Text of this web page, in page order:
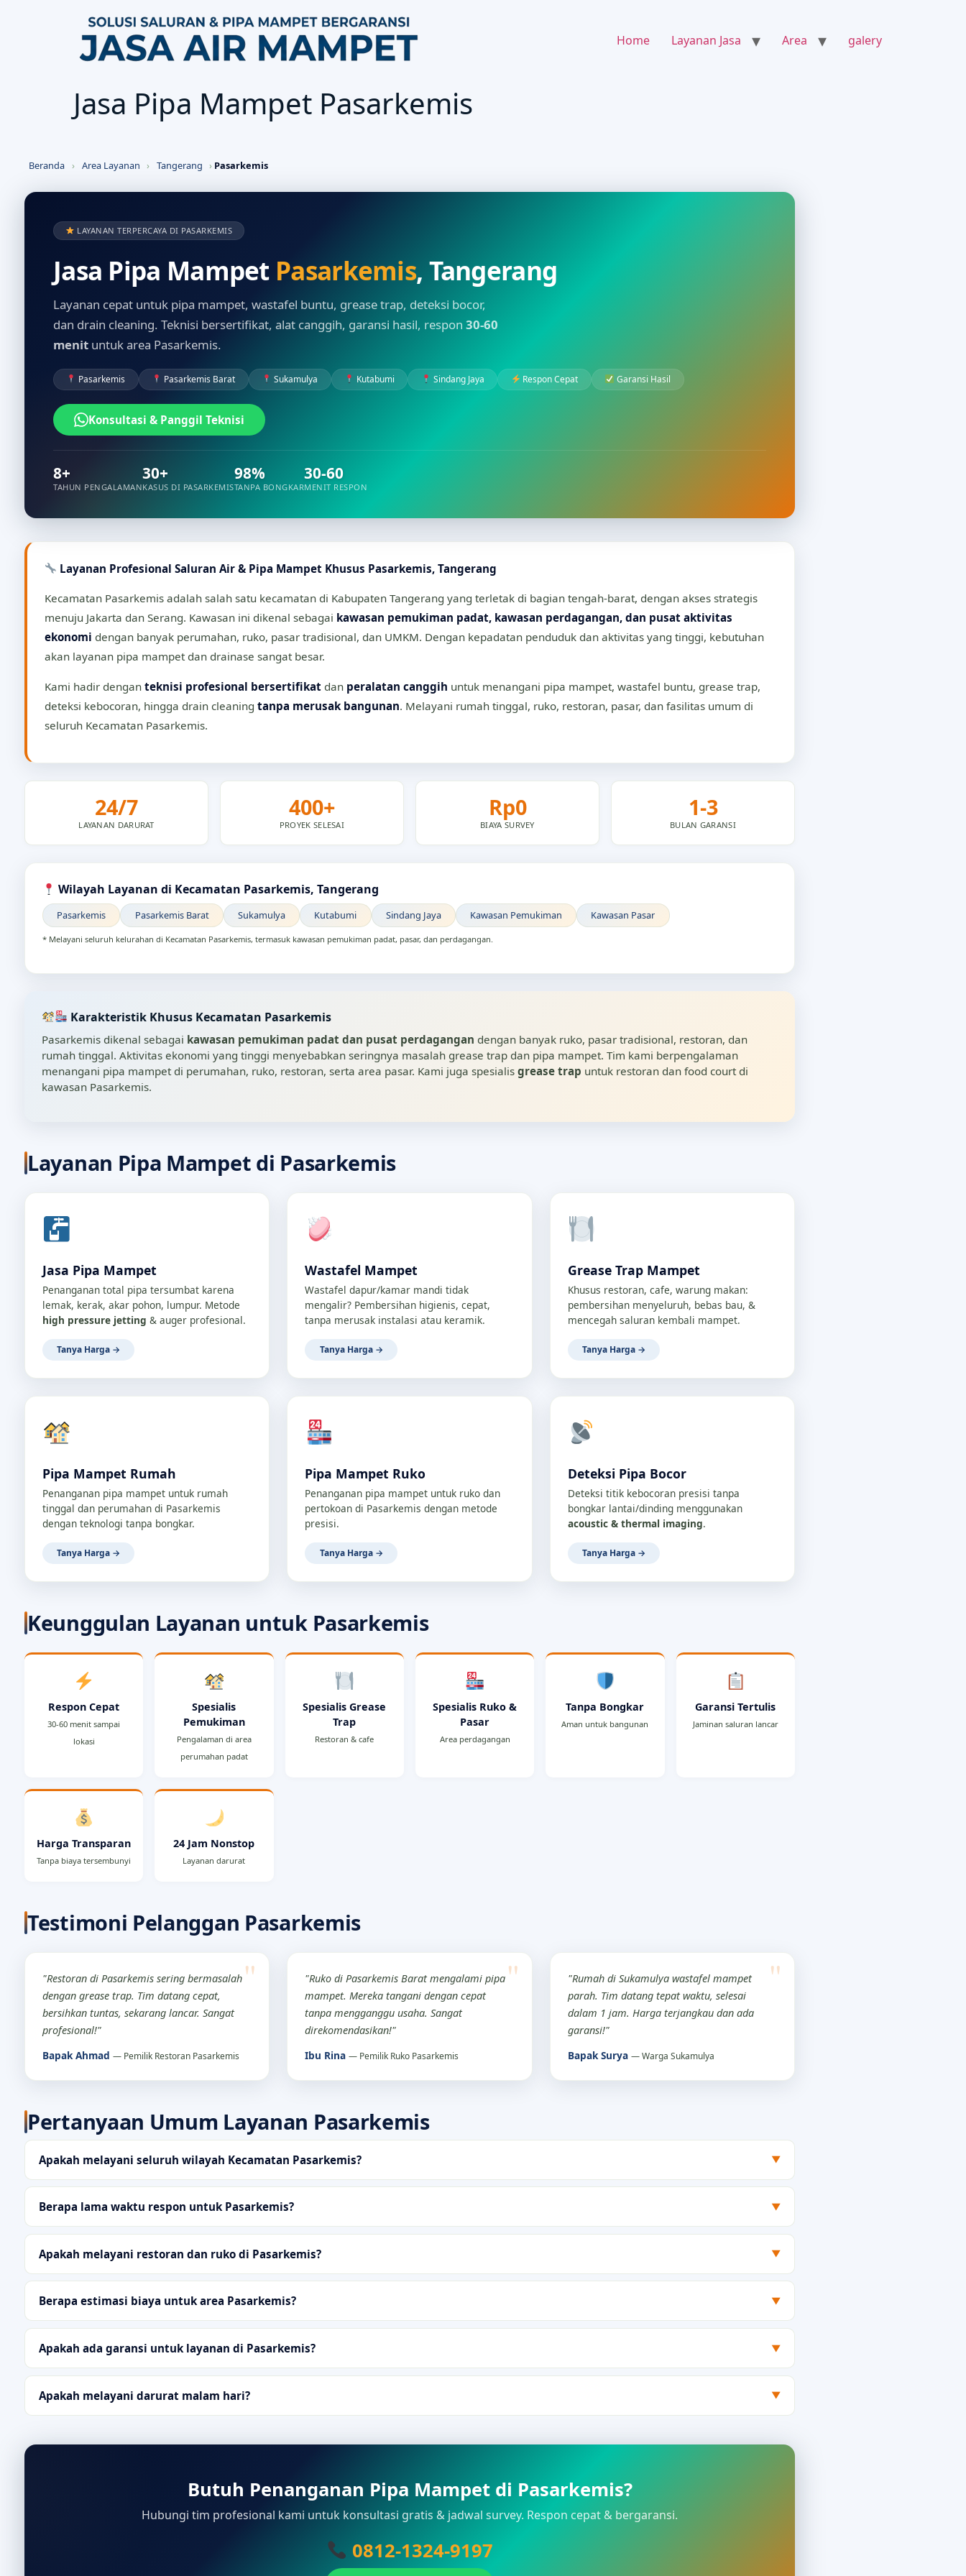
Home Layanan Jasa Area galery
Jasa Pipa Mampet Pasarkemis
Beranda › Area Layanan › Tangerang › Pasarkemis
LAYANAN TERPERCAYA DI PASARKEMIS
Jasa Pipa Mampet Pasarkemis, Tangerang
Layanan cepat untuk pipa mampet, wastafel buntu, grease trap, deteksi bocor,
dan drain cleaning. Teknisi bersertifikat, alat canggih, garansi hasil, respon 30-60
menit untuk area Pasarkemis.
Pasarkemis Pasarkemis Barat Sukamulya Kutabumi Sindang Jaya Respon Cepat Garansi Hasil
Konsultasi & Panggil Teknisi
8+
TAHUN PENGALAMAN
30+
KASUS DI PASARKEMIS
98%
TANPA BONGKAR
30-60
MENIT RESPON
Layanan Profesional Saluran Air & Pipa Mampet Khusus Pasarkemis, Tangerang
Kecamatan Pasarkemis adalah salah satu kecamatan di Kabupaten Tangerang yang terletak di bagian tengah-barat, dengan akses strategis
menuju Jakarta dan Serang. Kawasan ini dikenal sebagai kawasan pemukiman padat, kawasan perdagangan, dan pusat aktivitas
ekonomi dengan banyak perumahan, ruko, pasar tradisional, dan UMKM. Dengan kepadatan penduduk dan aktivitas yang tinggi, kebutuhan
akan layanan pipa mampet dan drainase sangat besar.
Kami hadir dengan teknisi profesional bersertifikat dan peralatan canggih untuk menangani pipa mampet, wastafel buntu, grease trap,
deteksi kebocoran, hingga drain cleaning tanpa merusak bangunan. Melayani rumah tinggal, ruko, restoran, pasar, dan fasilitas umum di
seluruh Kecamatan Pasarkemis.
24/7
LAYANAN DARURAT
400+
PROYEK SELESAI
Rp0
BIAYA SURVEY
1-3
BULAN GARANSI
Wilayah Layanan di Kecamatan Pasarkemis, Tangerang
Pasarkemis Pasarkemis Barat Sukamulya Kutabumi Sindang Jaya Kawasan Pemukiman Kawasan Pasar
* Melayani seluruh kelurahan di Kecamatan Pasarkemis, termasuk kawasan pemukiman padat, pasar, dan perdagangan.
Karakteristik Khusus Kecamatan Pasarkemis
Pasarkemis dikenal sebagai kawasan pemukiman padat dan pusat perdagangan dengan banyak ruko, pasar tradisional, restoran, dan
rumah tinggal. Aktivitas ekonomi yang tinggi menyebabkan seringnya masalah grease trap dan pipa mampet. Tim kami berpengalaman
menangani pipa mampet di perumahan, ruko, restoran, serta area pasar. Kami juga spesialis grease trap untuk restoran dan food court di
kawasan Pasarkemis.
Layanan Pipa Mampet di Pasarkemis
Jasa Pipa Mampet
Penanganan total pipa tersumbat karena
lemak, kerak, akar pohon, lumpur. Metode
high pressure jetting & auger profesional.
Tanya Harga →
Wastafel Mampet
Wastafel dapur/kamar mandi tidak
mengalir? Pembersihan higienis, cepat,
tanpa merusak instalasi atau keramik.
Tanya Harga →
Grease Trap Mampet
Khusus restoran, cafe, warung makan:
pembersihan menyeluruh, bebas bau, &
mencegah saluran kembali mampet.
Tanya Harga →
Pipa Mampet Rumah
Penanganan pipa mampet untuk rumah
tinggal dan perumahan di Pasarkemis
dengan teknologi tanpa bongkar.
Tanya Harga →
Pipa Mampet Ruko
Penanganan pipa mampet untuk ruko dan
pertokoan di Pasarkemis dengan metode
presisi.
Tanya Harga →
Deteksi Pipa Bocor
Deteksi titik kebocoran presisi tanpa
bongkar lantai/dinding menggunakan
acoustic & thermal imaging.
Tanya Harga →
Keunggulan Layanan untuk Pasarkemis
Respon Cepat
30-60 menit sampai
lokasi
Spesialis
Pemukiman
Pengalaman di area
perumahan padat
Spesialis Grease
Trap
Restoran & cafe
Spesialis Ruko &
Pasar
Area perdagangan
Tanpa Bongkar
Aman untuk bangunan
Garansi Tertulis
Jaminan saluran lancar
Harga Transparan
Tanpa biaya tersembunyi
24 Jam Nonstop
Layanan darurat
Testimoni Pelanggan Pasarkemis
"Restoran di Pasarkemis sering bermasalah
dengan grease trap. Tim datang cepat,
bersihkan tuntas, sekarang lancar. Sangat
profesional!"
Bapak Ahmad — Pemilik Restoran Pasarkemis
"Ruko di Pasarkemis Barat mengalami pipa
mampet. Mereka tangani dengan cepat
tanpa mengganggu usaha. Sangat
direkomendasikan!"
Ibu Rina— Pemilik Ruko Pasarkemis
"Rumah di Sukamulya wastafel mampet
parah. Tim datang tepat waktu, selesai
dalam 1 jam. Harga terjangkau dan ada
garansi!"
Bapak Surya — Warga Sukamulya
Pertanyaan Umum Layanan Pasarkemis
Apakah melayani seluruh wilayah Kecamatan Pasarkemis? ▼
Berapa lama waktu respon untuk Pasarkemis? ▼
Apakah melayani restoran dan ruko di Pasarkemis? ▼
Berapa estimasi biaya untuk area Pasarkemis? ▼
Apakah ada garansi untuk layanan di Pasarkemis? ▼
Apakah melayani darurat malam hari? ▼
Butuh Penanganan Pipa Mampet di Pasarkemis?
Hubungi tim profesional kami untuk konsultasi gratis & jadwal survey. Respon cepat & bergaransi.
0812-1324-9197